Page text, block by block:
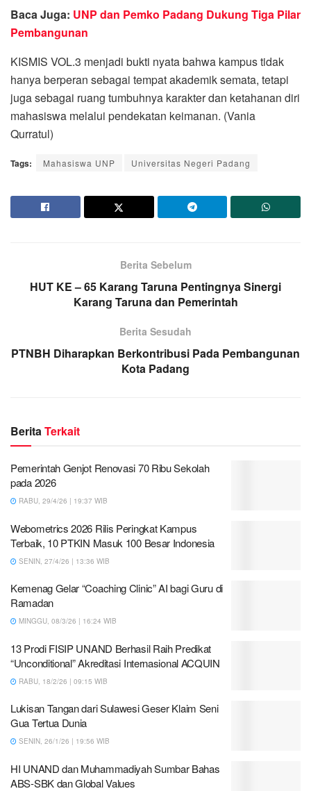
Baca Juga: UNP dan Pemko Padang Dukung Tiga Pilar
Pembangunan
KISMIS VOL.3 menjadi bukti nyata bahwa kampus tidak
hanya berperan sebagai tempat akademik semata, tetapi
juga sebagai ruang tumbuhnya karakter dan ketahanan diri
mahasiswa melalui pendekatan keimanan. (Vania
Qurratul)
Tags: Mahasiswa UNP Universitas Negeri Padang
Berita Sebelum
HUT KE – 65 Karang Taruna Pentingnya Sinergi
Karang Taruna dan Pemerintah
Berita Sesudah
PTNBH Diharapkan Berkontribusi Pada Pembangunan
Kota Padang
BeritaTerkait
Pemerintah Genjot Renovasi 70 Ribu Sekolah
pada 2026
RABU, 29/4/26 | 19:37 WIB
Webometrics 2026 Rilis Peringkat Kampus
Terbaik, 10 PTKIN Masuk 100 Besar Indonesia
SENIN, 27/4/26 | 13:36 WIB
Kemenag Gelar “Coaching Clinic” AI bagi Guru di
Ramadan
MINGGU, 08/3/26 | 16:24 WIB
13 Prodi FISIP UNAND Berhasil Raih Predikat
“Unconditional” Akreditasi Internasional ACQUIN
RABU, 18/2/26 | 09:15 WIB
Lukisan Tangan dari Sulawesi Geser Klaim Seni
Gua Tertua Dunia
SENIN, 26/1/26 | 19:56 WIB
HI UNAND dan Muhammadiyah Sumbar Bahas
ABS-SBK dan Global Values